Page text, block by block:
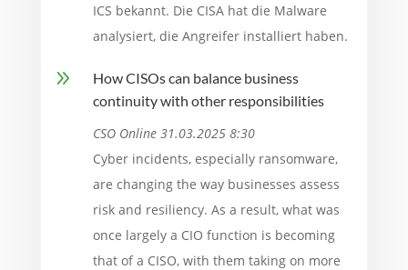
ICS bekannt. Die CISA hat die Malware
analysiert, die Angreifer installiert haben.
9
How CISOs can balance business
continuity with other responsibilities
CSO Online 31.03.2025 8:30
Cyber incidents, especially ransomware,
are changing the way businesses assess
risk and resiliency. As a result, what was
once largely a CIO function is becoming
that of a CISO, with them taking on more